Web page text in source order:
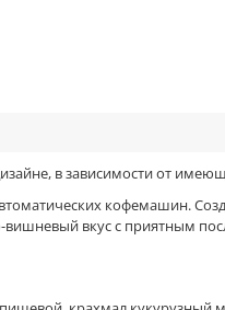
в зависимости от
кофемашин.
вкус с приятным